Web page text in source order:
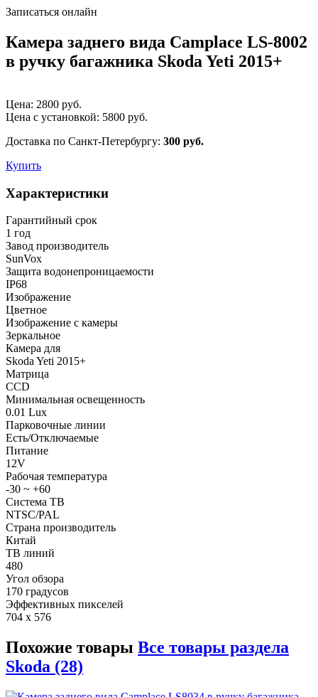
Записаться онлайн
Камера заднего вида Camplace LS-8002
в ручку багажника Skoda Yeti 2015+
Цена: 2800 руб.
Цена с установкой: 5800 руб.
Доставка по Санкт-Петербургу: 300 руб.
Купить
Характеристики
Гарантийный срок
1 год
Завод производитель
SunVox
Защита водонепроницаемости
IP68
Изображение
Цветное
Изображение с камеры
Зеркальное
Камера для
Skoda Yeti 2015+
Матрица
CCD
Минимальная освещенность
0.01 Lux
Парковочные линии
Есть/Отключаемые
Питание
12V
Рабочая температура
-30 ~ +60
Система ТВ
NTSC/PAL
Страна производитель
Китай
ТВ линий
480
Угол обзора
170 градусов
Эффективных пикселей
704 x 576
Похожие товары Все товары раздела
Skoda (28)